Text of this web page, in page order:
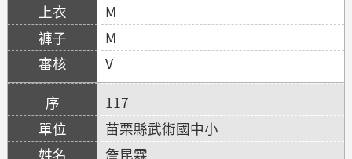
M
M
V
117
苗栗縣武術國中小
詹昆霖